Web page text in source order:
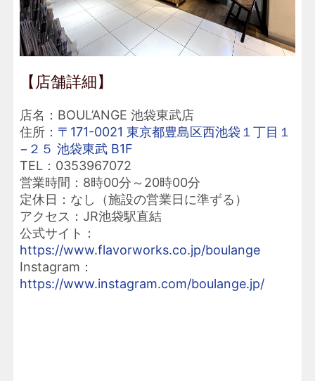
【店舗詳細】
店名：BOUL’ANGE 池袋東武店
住所： 〒171-0021 東京都豊島区西池袋１丁目１
−２５ 池袋東武 B1F
TEL：0353967072
営業時間：8時00分～20時00分
定休日：なし（施設の営業日に準ずる）
アクセス：JR池袋駅直結
公式サイト：
https://www.flavorworks.co.jp/boulange
Instagram：
https://www.instagram.com/boulange.jp/